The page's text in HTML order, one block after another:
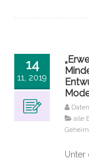
14
11, 2019
alle
Unter